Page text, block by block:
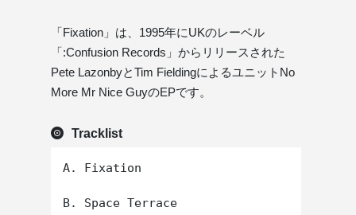
「Fixation」は、1995年にUKのレーベル
「:Confusion Records」からリリースされた
Pete LazonbyとTim FieldingによるユニットNo
More Mr Nice GuyのEPです。
Tracklist
A. Fixation